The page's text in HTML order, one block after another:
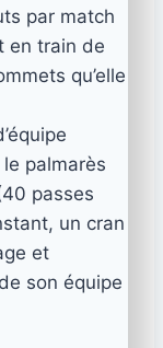
par match
en train de
qu’elle
palmarès
passes
un cran
et
son équipe